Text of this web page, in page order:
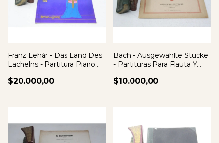
Franz Lehár - Das Land Des
Lachelns - Partitura Piano
$20.000,00
Bach - Ausgewahlte Stucke
- Partituras Para Flauta Y
$10.000,00